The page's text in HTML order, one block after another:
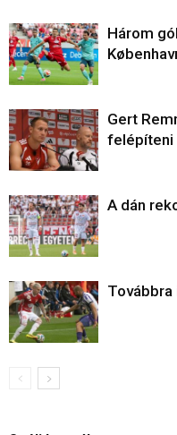
Három
Gert
felépíteni
A dán
Továbbra